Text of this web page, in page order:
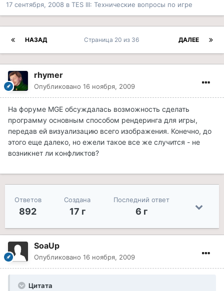
17 сентября, 2008 в TES III: Технические вопросы по игре
НАЗАД ДАЛЕЕ
Страница 20 из 36
rhymer
Опубликовано 16 ноября, 2009
На форуме MGE обсуждалась возможность сделать
программу основным способом рендеринга для игры,
передав ей визуализацию всего изображения. Конечно, до
этого еще далеко, но ежели такое все же случится - не
возникнет ли конфликтов?
Ответов
892
Создана
17 г
Последний ответ
6 г
SoaUp
Опубликовано 16 ноября, 2009
Цитата